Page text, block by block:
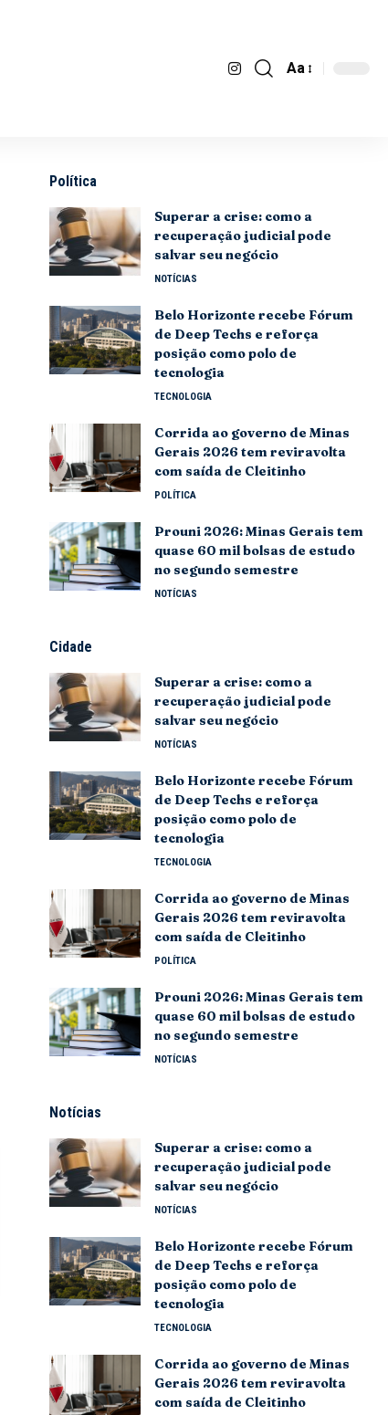
Aa
Política
Superar a crise: como a
recuperação judicial pode
salvar seu negócio
NOTÍCIAS
Belo Horizonte recebe Fórum
de Deep Techs e reforça
posição como polo de
tecnologia
TECNOLOGIA
Corrida ao governo de Minas
Gerais 2026 tem reviravolta
com saída de Cleitinho
POLÍTICA
Prouni 2026: Minas Gerais tem
quase 60 mil bolsas de estudo
no segundo semestre
NOTÍCIAS
Cidade
Superar a crise: como a
recuperação judicial pode
salvar seu negócio
NOTÍCIAS
Belo Horizonte recebe Fórum
de Deep Techs e reforça
posição como polo de
tecnologia
TECNOLOGIA
Corrida ao governo de Minas
Gerais 2026 tem reviravolta
com saída de Cleitinho
POLÍTICA
Prouni 2026: Minas Gerais tem
quase 60 mil bolsas de estudo
no segundo semestre
NOTÍCIAS
Notícias
Superar a crise: como a
recuperação judicial pode
salvar seu negócio
NOTÍCIAS
Belo Horizonte recebe Fórum
de Deep Techs e reforça
posição como polo de
tecnologia
TECNOLOGIA
Corrida ao governo de Minas
Gerais 2026 tem reviravolta
com saída de Cleitinho